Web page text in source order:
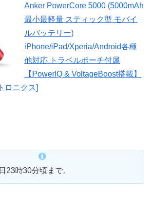
Anker PowerCore 5000 (5000mAh
最小最軽量 スティック型 モバイ
ルバッテリー)
iPhone/iPad/Xperia/Android各種
他対応 トラベルポーチ付属
【PowerIQ & VoltageBoost搭載】
ロニクス]
23時30分頃まで。